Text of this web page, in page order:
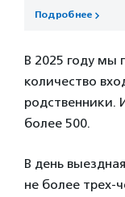
Подробнее
В 2025 году мы
количество
родственники.
более 500.
В день
не более трех-